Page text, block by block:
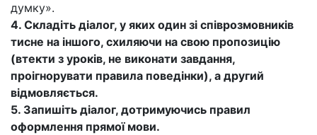
думку».
4. Складіть діалог, у яких один зі співрозмовників
тисне на іншого, схиляючи на свою пропозицію
(втекти з уроків, не виконати завдання,
проігнорувати правила поведінки), а другий
відмовляється.
5. Запишіть діалог, дотримуючись правил
оформлення прямої мови.